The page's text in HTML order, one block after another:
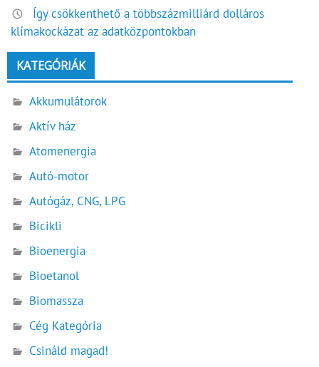
Így csökkenthető a többszázmilliárd dolláros
klímakockázat az adatközpontokban
KATEGÓRIÁK
Akkumulátorok
Aktív ház
Atomenergia
Autó-motor
Autógáz, CNG, LPG
Bicikli
Bioenergia
Bioetanol
Biomassza
Cég Kategória
Csináld magad!